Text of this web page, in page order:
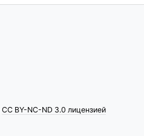
CC BY-NC-ND 3.0 лицензией